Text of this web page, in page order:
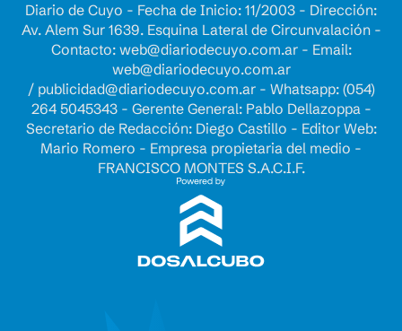
Diario de Cuyo - Fecha de Inicio: 11/2003 - Dirección:
Av. Alem Sur 1639. Esquina Lateral de Circunvalación -
Contacto: web@diariodecuyo.com.ar- Email:
web@diariodecuyo.com.ar
/ publicidad@diariodecuyo.com.ar- Whatsapp: (054)
264 5045343 - Gerente General: Pablo Dellazoppa -
Secretario de Redacción: Diego Castillo - Editor Web:
Mario Romero - Empresa propietaria del medio -
FRANCISCO MONTES S.A.C.I.F.